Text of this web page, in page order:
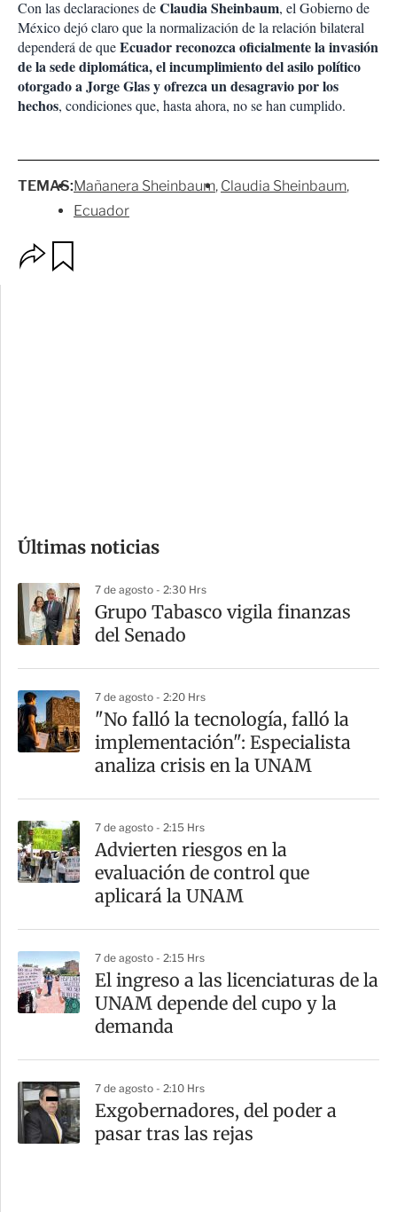
Con las declaraciones deClaudia Sheinbaum, el Gobierno de
México dejó claro que la normalización de la relación bilateral
dependerá de queEcuador reconozca oficialmente la invasión
de la sede diplomática, el incumplimiento del asilo político
otorgado a Jorge Glas y ofrezca un desagravio por los
hechos, condiciones que, hasta ahora, no se han cumplido.
TEMAS:Mañanera Sheinbaum Claudia Sheinbaum
Ecuador
m
a
r
t
r
Últimas noticias
7 de agosto - 2:30 Hrs
Grupo Tabasco vigila finanzas
del Senado
7 de agosto - 2:20 Hrs
"No falló la tecnología, falló la
implementación": Especialista
analiza crisis en la UNAM
7 de agosto - 2:15 Hrs
Advierten riesgos en la
evaluación de control que
aplicará la UNAM
7 de agosto - 2:15 Hrs
El ingreso a las licenciaturas de la
UNAM depende del cupo y la
demanda
7 de agosto - 2:10 Hrs
Exgobernadores, del poder a
pasar tras las rejas